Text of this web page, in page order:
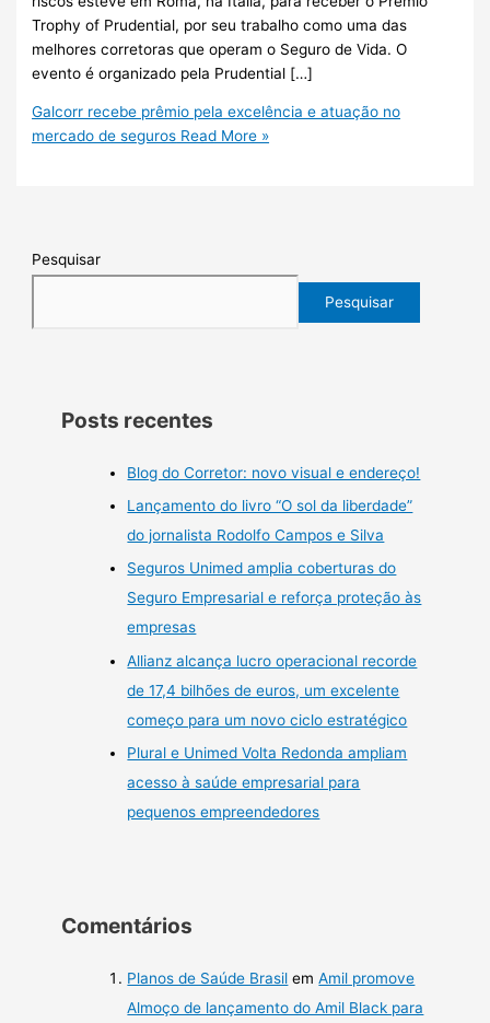
Trophy of Prudential, por seu trabalho como uma das
melhores corretoras que operam o Seguro de Vida. O
evento é organizado pela Prudential […]
Galcorr recebe prêmio pela excelência e atuação no
mercado de seguros Read More »
Pesquisar
Pesquisar
Posts recentes
Blog do Corretor: novo visual e endereço!
Lançamento do livro “O sol da liberdade”
do jornalista Rodolfo Campos e Silva
Seguros Unimed amplia coberturas do
Seguro Empresarial e reforça proteção às
empresas
Allianz alcança lucro operacional recorde
de 17,4 bilhões de euros, um excelente
começo para um novo ciclo estratégico
Plural e Unimed Volta Redonda ampliam
acesso à saúde empresarial para
pequenos empreendedores
Comentários
Planos de Saúde Brasil emAmil promove
Almoço de lançamento do Amil Black para